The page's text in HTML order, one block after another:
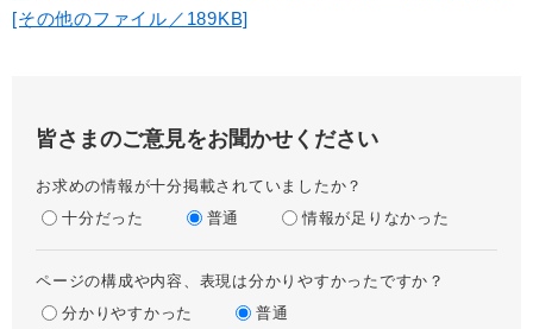
[その他のファイル／189KB]
皆さまのご意見をお聞かせください
お求めの情報が十分掲載されていましたか？
十分だった
普通 情報が足りなかった
ページの構成や内容、表現は分かりやすかったですか？
分かりやすかった
普通